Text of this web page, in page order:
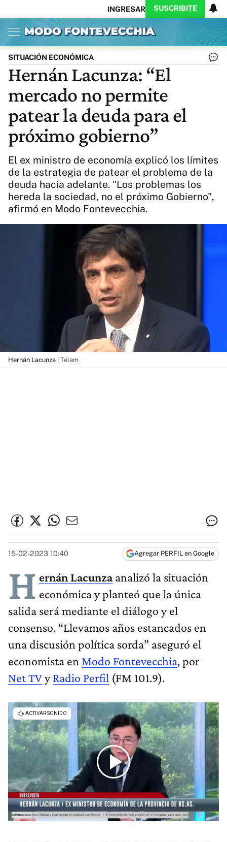
INGRESAR SUSCRIBITE
Inicio Ahora
Opinión
Política
Ciencia
Protagonistas
Cultura
Arte
Educación
CARAS
Exitoina
Turismo
Videos
Córdoba
Reperfilar
Business
Noticias
Caras
Exitoina
Gaming
Diario del Juicio
Actualidad
SITUACIÓN ECONÓMICA
Hernán Lacunza: “El
mercado no permite
patear la deuda para el
próximo gobierno”
El ex ministro de economía explicó los límites
de la estrategia de patear el problema de la
deuda hacia adelante. "Los problemas los
hereda la sociedad, no el próximo Gobierno",
afirmó en Modo Fontevecchia.
Hernán Lacunza | Télam
15-02-2023 10:40 Agregar PERFIL en Google
H ernán Lacunzaanalizó la situación
económica y planteó que la única
salida será mediante el diálogo y el
consenso. “Llevamos años estancados en
una discusión política sorda” aseguró el
economista en Modo Fontevecchia, por
Net TVyRadio Perfil (FM 101.9).